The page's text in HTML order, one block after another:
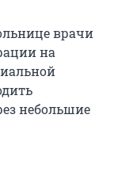
врачи
на
небольшие